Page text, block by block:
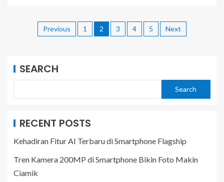
Previous 1 2 3 4 5 Next
SEARCH
Search
RECENT POSTS
Kehadiran Fitur AI Terbaru di Smartphone Flagship
Tren Kamera 200MP di Smartphone Bikin Foto Makin
Ciamik